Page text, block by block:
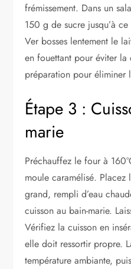
frémissement. Dans un
150 g de sucre jusqu’à
Ver bosses lentement le
en fouettant pour éviter
préparation pour éliminer
Étape 3 :
marie
Préchauffez le four à
moule caramélisé.
grand, rempli d’eau
cuisson au bain-marie.
Vérifiez la cuisson en
elle doit ressortir propre.
température ambiante,